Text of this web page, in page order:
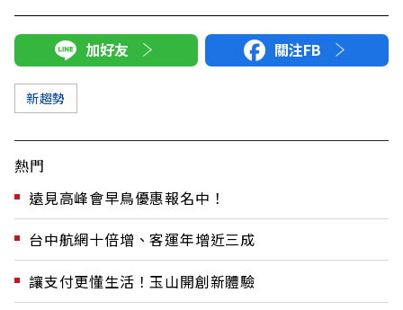
加好友 關注FB
新趨勢
熱門
遠見高峰會早鳥優惠報名中！
台中航網十倍增、客運年增近三成
讓支付更懂生活！玉山開創新體驗